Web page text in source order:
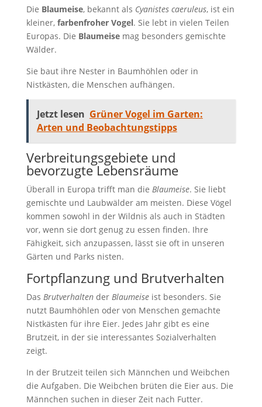
Die Blaumeise, bekannt als Cyanistes caeruleus, ist ein
kleiner, farbenfroher Vogel. Sie lebt in vielen Teilen
Europas. Die Blaumeisemag besonders gemischte
Wälder.
Sie baut ihre Nester in Baumhöhlen oder in
Nistkästen, die Menschen aufhängen.
Jetzt lesen Grüner Vogel im Garten:
Arten und Beobachtungstipps
Verbreitungsgebiete und
bevorzugte Lebensräume
Überall in Europa trifft man die Blaumeise. Sie liebt
gemischte und Laubwälder am meisten. Diese Vögel
kommen sowohl in der Wildnis als auch in Städten
vor, wenn sie dort genug zu essen finden. Ihre
Fähigkeit, sich anzupassen, lässt sie oft in unseren
Gärten und Parks nisten.
Fortpflanzung und Brutverhalten
Das Brutverhaltender Blaumeiseist besonders. Sie
nutzt Baumhöhlen oder von Menschen gemachte
Nistkästen für ihre Eier. Jedes Jahr gibt es eine
Brutzeit, in der sie interessantes Sozialverhalten
zeigt.
In der Brutzeit teilen sich Männchen und Weibchen
die Aufgaben. Die Weibchen brüten die Eier aus. Die
Männchen suchen in dieser Zeit nach Futter.